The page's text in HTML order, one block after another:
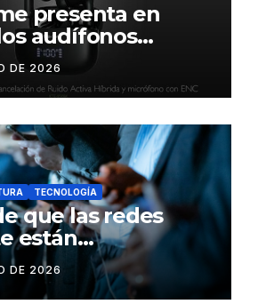
presenta en
audífonos
con sonido
y control táctil
DE 2026
TECNOLOGÍA
que las redes
están
DE 2026